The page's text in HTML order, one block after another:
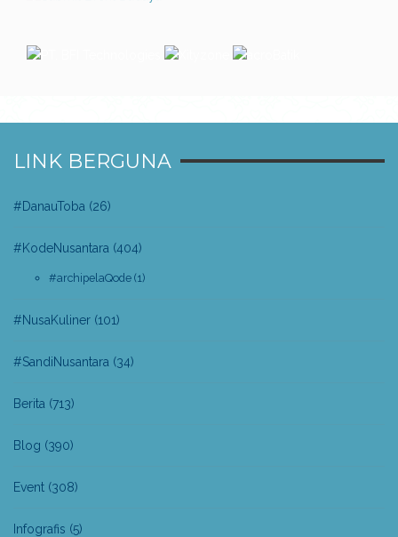
LINK BERGUNA
#DanauToba (26)
#KodeNusantara (404)
#archipelaQode (1)
#NusaKuliner (101)
#SandiNusantara (34)
Berita (713)
Blog (390)
Event (308)
Infografis (5)